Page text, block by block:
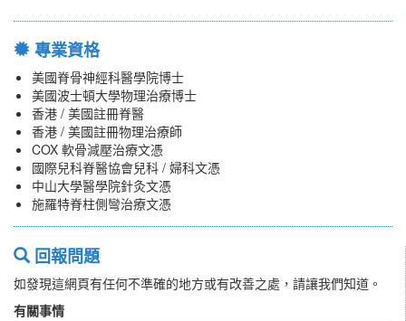
專業資格
美國脊骨神經科醫學院博士
美國波士頓大學物理治療博士
香港 / 美國註冊脊醫
香港 / 美國註冊物理治療師
COX 軟骨減壓治療文憑
國際兒科脊醫協會兒科 / 婦科文憑
中山大學醫學院針灸文憑
施羅特脊柱側彎治療文憑
回報問題
如發現這網頁有任何不準確的地方或有改善之處，請讓我們知道。
有關事情